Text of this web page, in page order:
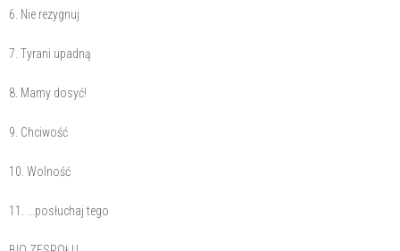
6. Nie rezygnuj
7. Tyrani upadną
8. Mamy dosyć!
9. Chciwość
10. Wolność
11. ...posłuchaj tego